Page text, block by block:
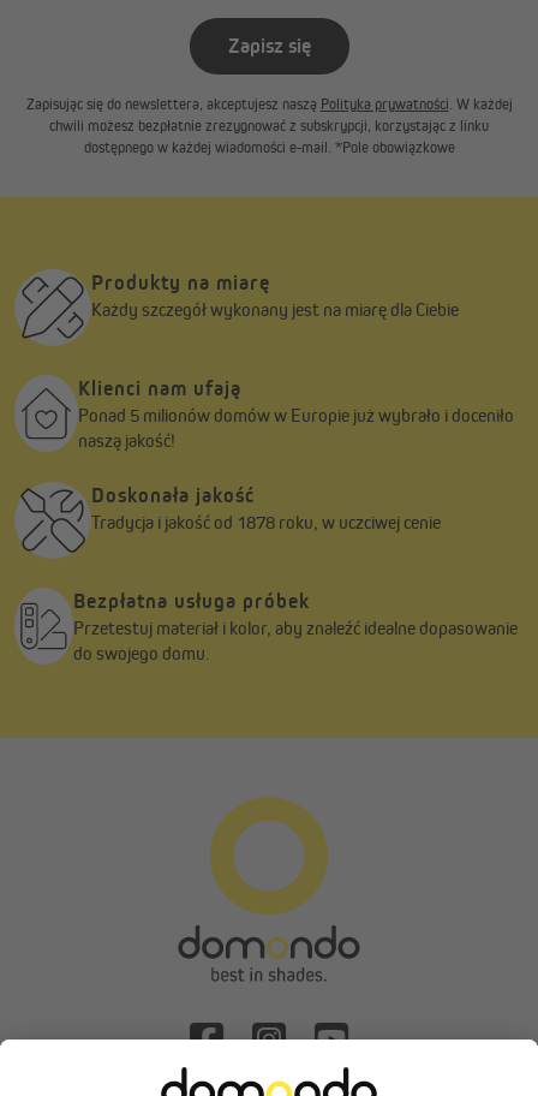
Zapisz się
Zapisując się do newslettera, akceptujesz naszą Polityka prywatności . W każdej
chwili możesz bezpłatnie zrezygnować z subskrypcji, korzystając z linku
dostępnego w każdej wiadomości e-mail. *Pole obowiązkowe
Produkty na miarę
Każdy szczegół wykonany jest na miarę dla Ciebie
Klienci nam ufają
Ponad 5 milionów domów w Europie już wybrało i doceniło
naszą jakość!
Doskonała jakość
Tradycja i jakość od 1878 roku, w uczciwej cenie
Bezpłatna usługa próbek
Przetestuj materiał i kolor, aby znaleźć idealne dopasowanie
do swojego domu.